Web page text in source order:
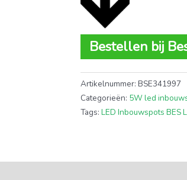
Bestellen bij
Artikelnummer:BSE341997
Categorieën: 5W led
Tags:LED Inbouwspots BES